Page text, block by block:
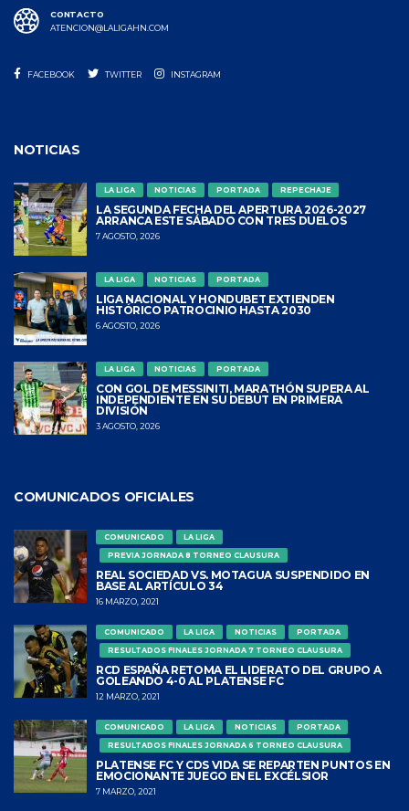
CONTACTO
ATENCION@LALIGAHN.COM
FACEBOOK TWITTER INSTAGRAM
NOTICIAS
LA LIGA NOTICIAS PORTADA REPECHAJE
LA SEGUNDA FECHA DEL APERTURA 2026-2027
ARRANCA ESTE SÁBADO CON TRES DUELOS
7 AGOSTO, 2026
LA LIGA NOTICIAS PORTADA
LIGA NACIONAL Y HONDUBET EXTIENDEN
HISTÓRICO PATROCINIO HASTA 2030
6 AGOSTO, 2026
LA LIGA NOTICIAS PORTADA
CON GOL DE MESSINITI, MARATHÓN SUPERA AL
INDEPENDIENTE EN SU DEBUT EN PRIMERA
DIVISIÓN
3 AGOSTO, 2026
COMUNICADOS OFICIALES
COMUNICADO
LA LIGA
PREVIA JORNADA 8 TORNEO CLAUSURA
REAL SOCIEDAD VS. MOTAGUA SUSPENDIDO EN
BASE AL ARTÍCULO 34
16 MARZO, 2021
COMUNICADO LA LIGA NOTICIAS
PORTADA
RESULTADOS FINALES JORNADA 7 TORNEO CLAUSURA
RCD ESPAÑA RETOMA EL LIDERATO DEL GRUPO A
GOLEANDO 4-0 AL PLATENSE FC
12 MARZO, 2021
COMUNICADO LA LIGA NOTICIAS
PORTADA
RESULTADOS FINALES JORNADA 6 TORNEO CLAUSURA
PLATENSE FC Y CDS VIDA SE REPARTEN PUNTOS EN
EMOCIONANTE JUEGO EN EL EXCÉLSIOR
7 MARZO, 2021